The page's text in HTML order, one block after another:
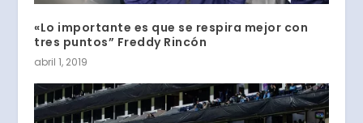
«Lo importante es que se respira mejor con
tres puntos” Freddy Rincón
abril 1, 2019